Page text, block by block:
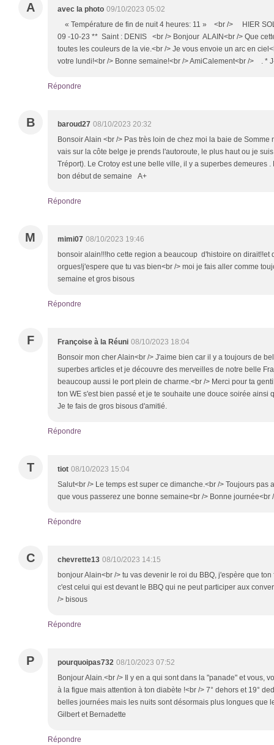
A avec la photo 09/10/2023 05:02
« Température de fin de nuit 4 heures: 11 » <br /> HIER
09 -10-23 ** Saint : DENIS <br /> Bonjour ALAIN<br /> Que
toutes les couleurs de la vie.<br /> Je vous envoie un arc en
votre lundi!<br /> Bonne semaine!<br /> AmiCalement<br /> . *
Répondre
B baroud27 08/10/2023 20:32
Bonsoir Alain <br /> Pas très loin de chez moi la baie de
vais sur la côte belge je prends l'autoroute, le plus haut ou je
Tréport). Le Crotoy est une belle ville, il y a superbes demeures
bon début de semaine A+
Répondre
M mimi07 08/10/2023 19:46
bonsoir alain!!!ho cette region a beaucoup d'histoire on
orgues!j'espere que tu vas bien<br /> moi je fais aller comme
semaine et gros bisous
Répondre
F Françoise à la Réuni 08/10/2023 18:04
Bonsoir mon cher Alain<br /> J'aime bien car il y a toujours de
superbes articles et je découvre des merveilles de notre belle
beaucoup aussi le port plein de charme.<br /> Merci pour ta
ton WE s'est bien passé et je te souhaite une douce soirée ainsi
Je te fais de gros bisous d'amitié.
Répondre
T tiot 08/10/2023 15:04
Salut<br /> Le temps est super ce dimanche.<br /> Toujours pas
que vous passerez une bonne semaine<br /> Bonne
Répondre
C chevrette13 08/10/2023 14:15
bonjour Alain<br /> tu vas devenir le roi du BBQ, j'espère que
c'est celui qui est devant le BBQ qui ne peut participer aux
/> bisous
Répondre
P pourquoipas732 08/10/2023 07:52
Bonjour Alain.<br /> Il y en a qui sont dans la "panade" et vous,
à la figue mais attention à ton diabète !<br /> 7° dehors et 19°
belles journées mais les nuits sont désormais plus longues que
Gilbert et Bernadette
Répondre